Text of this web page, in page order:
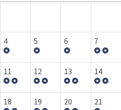
행사갤러리
4 5 6 7
11 12 13 14
18 19 20 21